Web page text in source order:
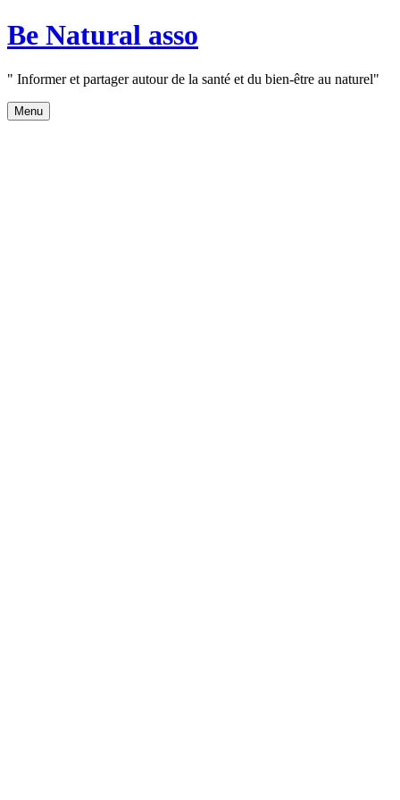
Aller
au
Be Natural asso
" Informer et partager autour de la santé et du bien-être au naturel"
Menu